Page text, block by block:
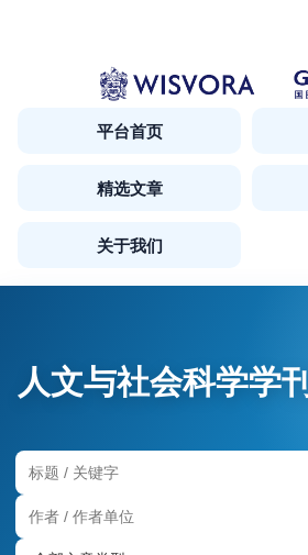
平台首页
精选文章
关于我们
人文与社会科学学刊